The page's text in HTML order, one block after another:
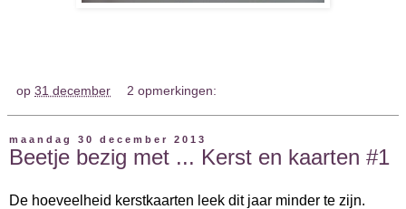
op 31 december 2 opmerkingen:
maandag 30 december 2013
Beetje bezig met ... Kerst en kaarten #1
De hoeveelheid kerstkaarten leek dit jaar minder te zijn.